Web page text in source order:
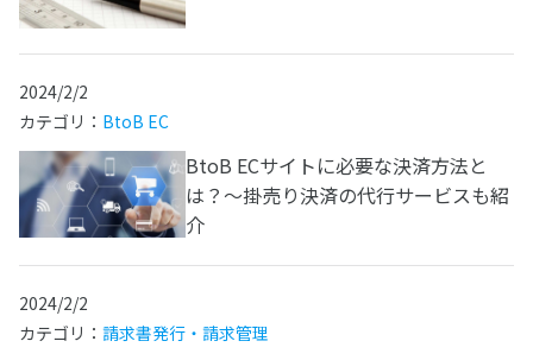
2024/2/2
カテゴリ： BtoB EC
BtoB ECサイトに必要な決済方法と
は？～掛売り決済の代行サービスも紹
介
2024/2/2
カテゴリ： 請求書発行・請求管理